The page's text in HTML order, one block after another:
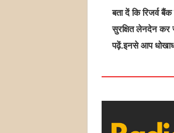
बता दें कि रिजर्व
सुरक्ष‍ित लेनदेन
पढ़ें.इनसे आप